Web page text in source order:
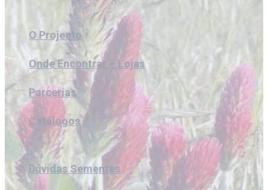
O Projecto
Onde Encontrar – Lojas
Parcerias
Catálogos
Dúvidas Sementes